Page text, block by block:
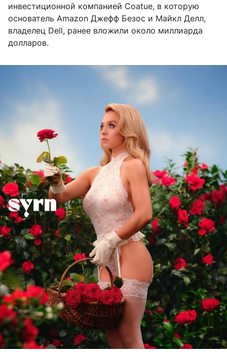
инвестиционной компанией Coatue, в которую
основатель Amazon Джефф Безос и Майкл Делл,
владелец Dell, ранее вложили около миллиарда
долларов.